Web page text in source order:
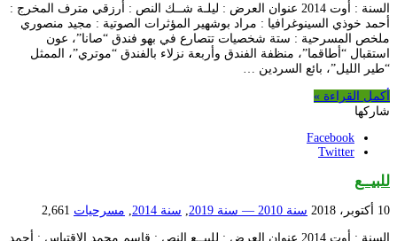
السنة : أوت 2014 عنوان العرض : ليلـة شــك النص : أرزقي مترف المخرج :
أحمد خوذي السينوغرافيا : مراد بوشهير المؤثرات الصوتية : مجيد منصوري
ملخص المسرحية : ستة شخصيات تتصارع في بهو فندق “صانا”، عون
استقبال “أطاقما”، منظفة الفندق وأربعة نزلاء بالفندق “موتري”، الممثل
“طير الليل”، بائع السردين …
أكمل القراءة »
شاركها
Facebook
Twitter
للبيــع
10 أكتوبر، 2018 سنة 2010 — سنة 2019 سنة 2014 مسرحيات 2,661
السنة : أوت 2014 عنوان العرض : للبيــع النص : قاسم محمد الإقتباس : أحمد